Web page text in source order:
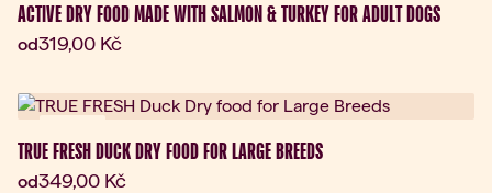
ACTIVE DRY FOOD MADE WITH SALMON & TURKEY FOR ADULT DOGS
odAktuální cena:
319,00 Kč
TRUE FRESH DUCK DRY FOOD FOR LARGE BREEDS
odAktuální cena:
349,00 Kč